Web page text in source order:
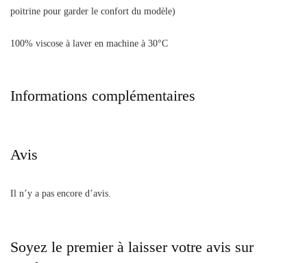
poitrine pour garder le confort du modèle)
100% viscose à laver en machine à 30°C
Informations complémentaires
Avis
Il n’y a pas encore d’avis.
Soyez le premier à laisser votre avis sur